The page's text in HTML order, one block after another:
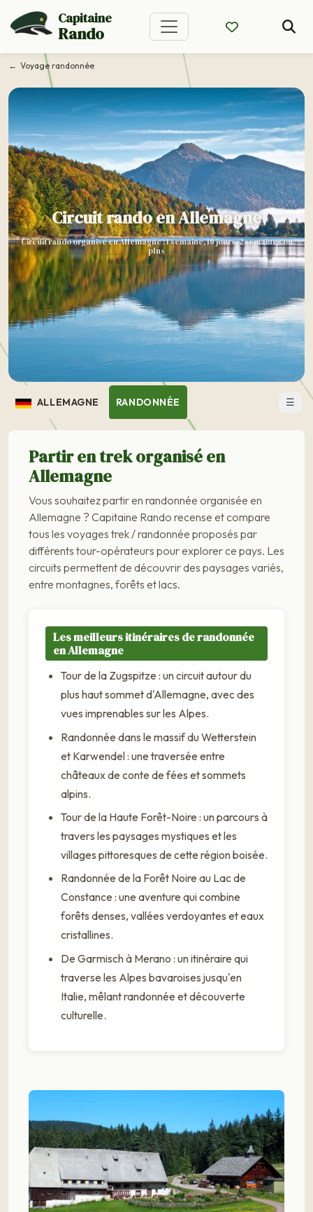
Capitaine
Rando
Voyage randonnée
Circuit rando en Allemagne
Circuit rando organisé en Allemagne : 1 semaine, 10 jours, 2 semaines ou
plus
ALLEMAGNE RANDONNÉE ☰
Partir en trek organisé en
Allemagne
Vous souhaitez partir en randonnée organisée en
Allemagne ? Capitaine Rando recense et compare
tous les voyages trek / randonnée proposés par
différents tour-opérateurs pour explorer ce pays. Les
circuits permettent de découvrir des paysages variés,
entre montagnes, forêts et lacs.
Les meilleurs itinéraires de randonnée
en Allemagne
Tour de la Zugspitze : un circuit autour du
plus haut sommet d'Allemagne, avec des
vues imprenables sur les Alpes.
Randonnée dans le massif du Wetterstein
et Karwendel : une traversée entre
châteaux de conte de fées et sommets
alpins.
Tour de la Haute Forêt-Noire : un parcours à
travers les paysages mystiques et les
villages pittoresques de cette région boisée.
Randonnée de la Forêt Noire au Lac de
Constance : une aventure qui combine
forêts denses, vallées verdoyantes et eaux
cristallines.
De Garmisch à Merano : un itinéraire qui
traverse les Alpes bavaroises jusqu'en
Italie, mêlant randonnée et découverte
culturelle.